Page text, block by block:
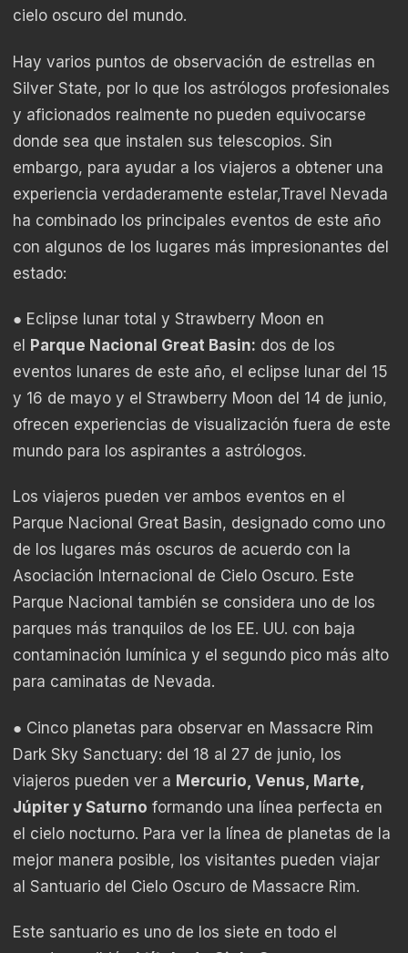
cielo oscuro del mundo.
Hay varios puntos de observación de estrellas en
Silver State, por lo que los astrólogos profesionales
y aficionados realmente no pueden equivocarse
donde sea que instalen sus telescopios. Sin
embargo, para ayudar a los viajeros a obtener una
experiencia verdaderamente estelar,Travel Nevada
ha combinado los principales eventos de este año
con algunos de los lugares más impresionantes del
estado:
● Eclipse lunar total y Strawberry Moon en
el Parque Nacional Great Basin: dos de los
eventos lunares de este año, el eclipse lunar del 15
y 16 de mayo y el Strawberry Moon del 14 de junio,
ofrecen experiencias de visualización fuera de este
mundo para los aspirantes a astrólogos.
Los viajeros pueden ver ambos eventos en el
Parque Nacional Great Basin, designado como uno
de los lugares más oscuros de acuerdo con la
Asociación Internacional de Cielo Oscuro. Este
Parque Nacional también se considera uno de los
parques más tranquilos de los EE. UU. con baja
contaminación lumínica y el segundo pico más alto
para caminatas de Nevada.
● Cinco planetas para observar en Massacre Rim
Dark Sky Sanctuary: del 18 al 27 de junio, los
viajeros pueden ver a Mercurio, Venus, Marte,
Júpiter y Saturno formando una línea perfecta en
el cielo nocturno. Para ver la línea de planetas de la
mejor manera posible, los visitantes pueden viajar
al Santuario del Cielo Oscuro de Massacre Rim.
Este santuario es uno de los siete en todo el